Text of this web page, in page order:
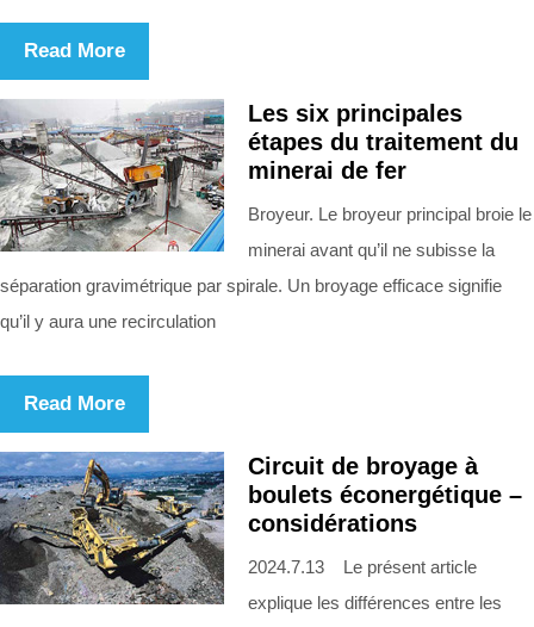
Read More
Les six principales
étapes du traitement du
minerai de fer
Broyeur. Le broyeur principal broie le
minerai avant qu’il ne subisse la
séparation gravimétrique par spirale. Un broyage efficace signifie
qu’il y aura une recirculation
Read More
Circuit de broyage à
boulets éconergétique –
considérations
2024.7.13 Le présent article
explique les différences entre les